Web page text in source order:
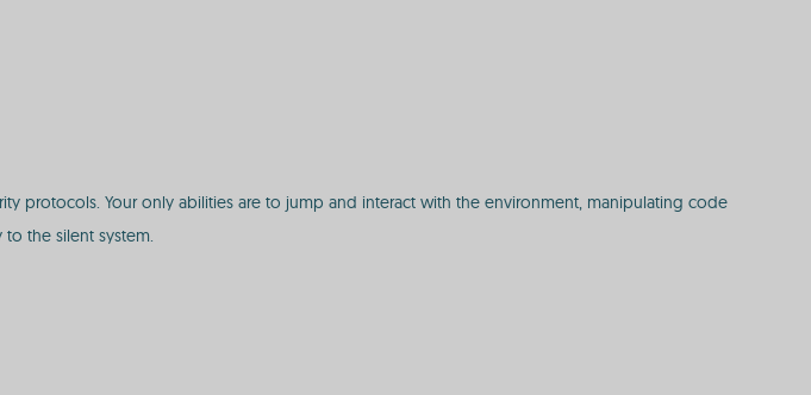
protocols. Your only abilities are to jump and interact with the environment, manipulating code
the silent system.